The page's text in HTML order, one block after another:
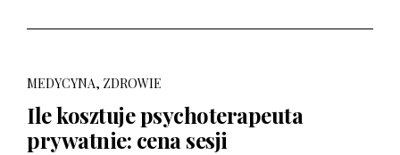
MEDYCYNA, ZDROWIE
Ile kosztuje psychoterapeuta
prywatnie: cena sesji